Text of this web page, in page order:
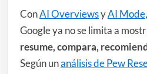
ConAI OverviewsyAI Mode
Google ya no se limita a
resume, compara,
Según unanálisis de Pew